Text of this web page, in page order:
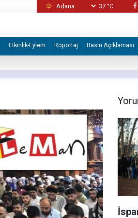
İspanya'nın Filistin tutumu sömürge
37 °C
Etkinlik-Eylem Röportaj Basın Açıklaması